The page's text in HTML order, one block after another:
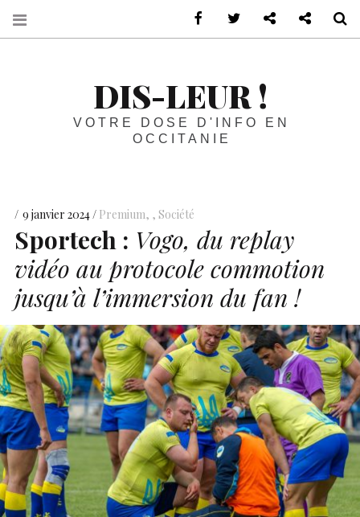
DIS-LEUR !
VOTRE DOSE D'INFO EN
OCCITANIE
9 janvier 2024 Premium, Société
Sportech : Vogo, du replay
vidéo au protocole commotion
jusqu’à l’immersion du fan !
sur Facebook
sur TwitterContactez-nous
Notre